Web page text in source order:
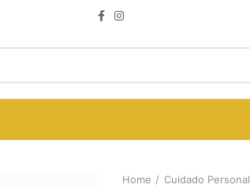
Home Cuidado Personal